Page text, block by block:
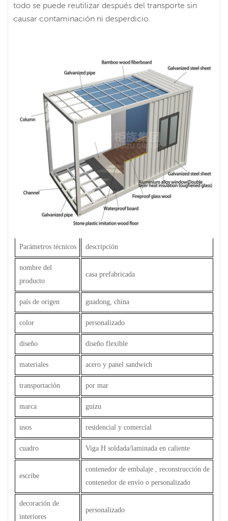
todo se puede reutilizar después del transporte sin
causar contaminación ni desperdicio.
Parámetros técnicos descripción
nombre del
producto
casa prefabricada
país de origen guadong, china
color personalizado
diseño diseño flexible
materiales acero y panel sandwich
transportación por mar
marca guizu
usos residencial y comercial
cuadro Viga H soldada/laminada en caliente
escribe
contenedor de embalaje , reconstrucción de
contenedor de envío o personalizado
decoración de
interiores
personalizado